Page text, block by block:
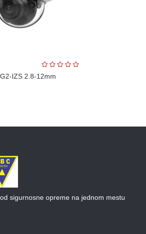
IZS 2.8-12mm
sigurnosne opreme na jednom mestu